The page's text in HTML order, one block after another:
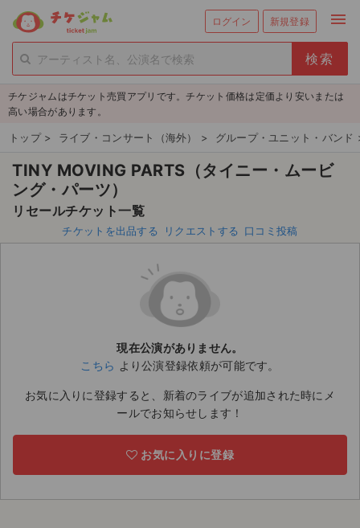
ログイン 新規登録 menu
person_add 新規会員登録
チケットを探す
新着チケット
値下げしたチケット
都道府県からチケットを探す
もうすぐ開催のチケット
チケットのリクエスト一覧
ライブ・コンサート（国内）
ライブ・コンサート（海外）
チケジャムはチケット売買アプリです。チケット価格は定価より安いまたは
高い場合があります。
トップ > ライブ・コンサート（海外） > グループ・ユニット・バンド
TINY MOVING PARTS（タイニー・ムービ
ング・パーツ）
リセールチケット一覧
チケットを出品する リクエストする 口コミ投稿
現在公演がありません。
こちら より公演登録依頼が可能です。
お気に入りに登録すると、新着のライブが追加された時にメ
ールでお知らせします！
お気に入りに登録